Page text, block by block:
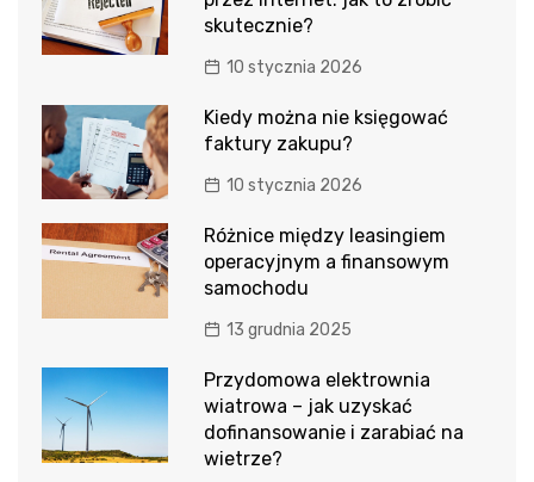
skutecznie?
10 stycznia 2026
Kiedy można nie księgować
faktury zakupu?
10 stycznia 2026
Różnice między leasingiem
operacyjnym a finansowym
samochodu
13 grudnia 2025
Przydomowa elektrownia
wiatrowa – jak uzyskać
dofinansowanie i zarabiać na
wietrze?